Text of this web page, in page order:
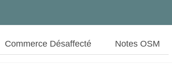
Commerce Désaffecté Notes OSM